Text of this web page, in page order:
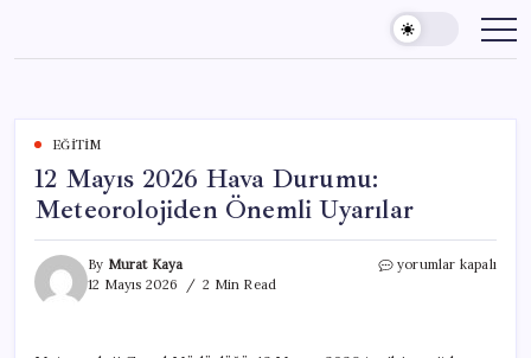
content
EĞITIM
12 Mayıs 2026 Hava Durumu:
Meteorolojiden Önemli Uyarılar
By Murat Kaya
12 Mayıs 2026
2 Min Read
12
yorumlar kapalı